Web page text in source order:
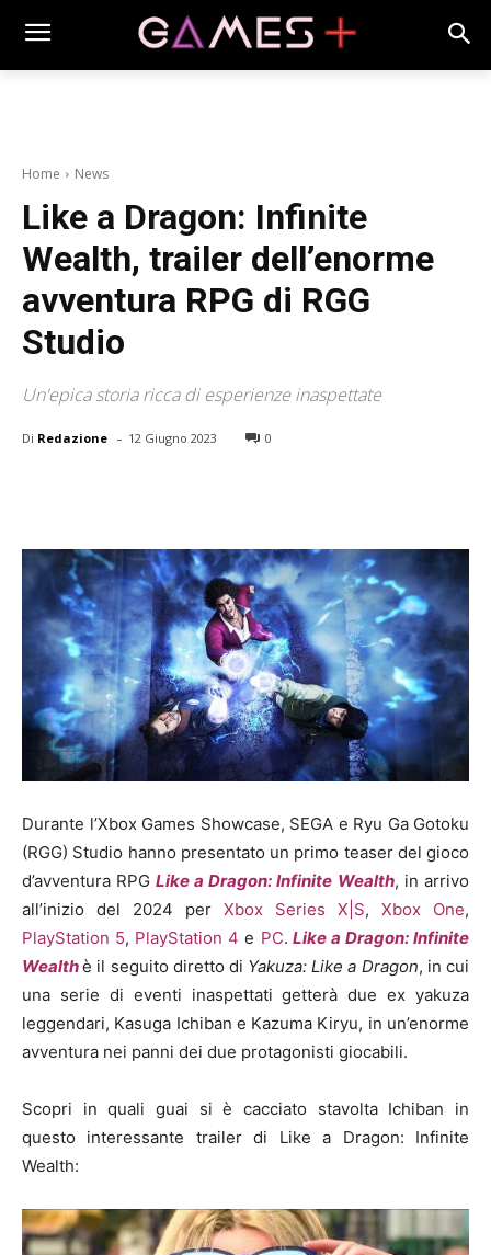
Home News
Like a Dragon: Infinite
Wealth, trailer dell’enorme
avventura RPG di RGG
Studio
Un'epica storia ricca di esperienze inaspettate
Di Redazione - 12 Giugno 2023 0
Durante l’Xbox Games Showcase, SEGA e Ryu Ga Gotoku
(RGG) Studio hanno presentato un primo teaser del gioco
d’avventura RPG Like a Dragon: Infinite Wealth, in arrivo
all’inizio del 2024 per Xbox Series X|S, Xbox One,
PlayStation 5, PlayStation 4 e PC. Like a Dragon: Infinite
Wealthè il seguito diretto di Yakuza: Like a Dragon, in cui
una serie di eventi inaspettati getterà due ex yakuza
leggendari, Kasuga Ichiban e Kazuma Kiryu, in un’enorme
avventura nei panni dei due protagonisti giocabili.
Scopri in quali guai si è cacciato stavolta Ichiban in
questo interessante trailer di Like a Dragon: Infinite
Wealth: